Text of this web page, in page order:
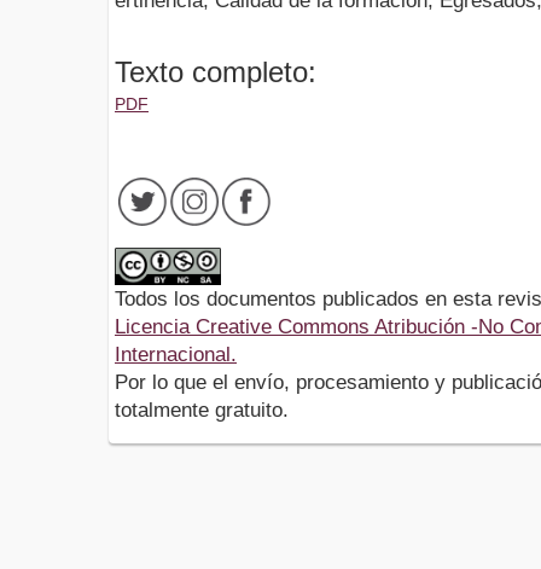
Texto completo:
PDF
Todos los documentos publicados en esta
Licencia Creative Commons Atribución -No
Internacional.
Por lo que el envío, procesamiento y
totalmente gratuito.